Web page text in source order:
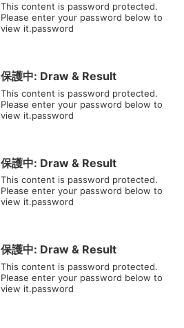
This content is password protected.
Please enter your password below to
view it.password
保護中: Draw & Result
This content is password protected.
Please enter your password below to
view it.password
保護中: Draw & Result
This content is password protected.
Please enter your password below to
view it.password
保護中: Draw & Result
This content is password protected.
Please enter your password below to
view it.password